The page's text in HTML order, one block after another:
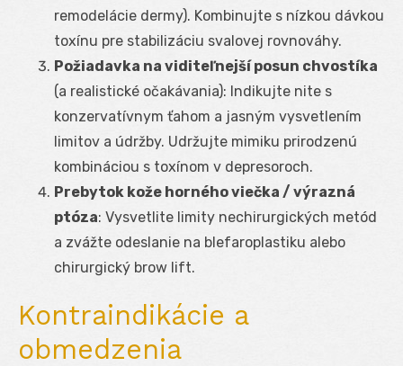
remodelácie dermy). Kombinujte s nízkou dávkou
toxínu pre stabilizáciu svalovej rovnováhy.
Požiadavka na viditeľnejší posun chvostíka
(a realistické očakávania): Indikujte nite s
konzervatívnym ťahom a jasným vysvetlením
limitov a údržby. Udržujte mimiku prirodzenú
kombináciou s toxínom v depresoroch.
Prebytok kože horného viečka / výrazná
ptóza: Vysvetlite limity nechirurgických metód
a zvážte odeslanie na blefaroplastiku alebo
chirurgický brow lift.
Kontraindikácie a
obmedzenia